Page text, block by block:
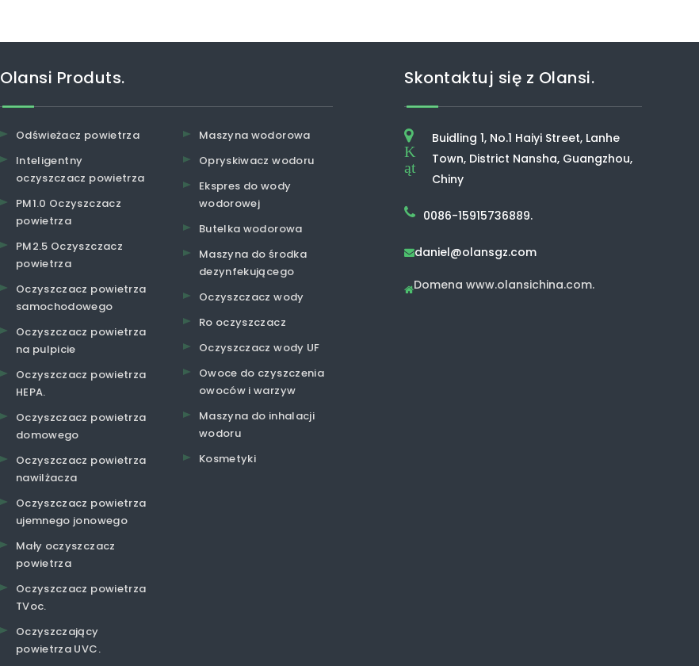
Olansi Produts.
Odświeżacz powietrza
Inteligentny
oczyszczacz powietrza
PM1.0 Oczyszczacz
powietrza
PM2.5 Oczyszczacz
powietrza
Oczyszczacz powietrza
samochodowego
Oczyszczacz powietrza
na pulpicie
Oczyszczacz powietrza
HEPA.
Oczyszczacz powietrza
domowego
Oczyszczacz powietrza
nawilżacza
Oczyszczacz powietrza
ujemnego jonowego
Mały oczyszczacz
powietrza
Oczyszczacz powietrza
TVoc.
Oczyszczający
powietrza UVC.
Maszyna wodorowa
Opryskiwacz wodoru
Ekspres do wody
wodorowej
Butelka wodorowa
Maszyna do środka
dezynfekującego
Oczyszczacz wody
Ro oczyszczacz
Oczyszczacz wody UF
Owoce do czyszczenia
owoców i warzyw
Maszyna do inhalacji
wodoru
Kosmetyki
Skontaktuj się z Olansi.
K
ąt
Buidling 1, No.1 Haiyi Street, Lanhe
Town, District Nansha, Guangzhou,
Chiny
0086-15915736889.
daniel@olansgz.com
Domena www.olansichina.com.